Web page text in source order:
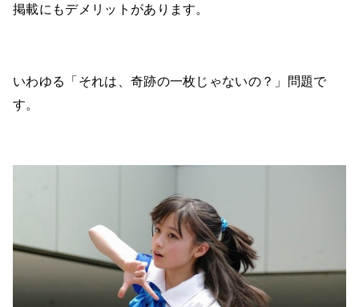
掲載にもデメリットがあります。
いわゆる「それは、奇跡の一枚じゃないの？」問題で
す。